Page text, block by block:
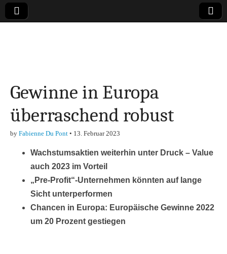
Finanzen,
Marketing-, Vertrieb-
& Investment-Tipps
Gewinne in Europa
überraschend robust
by Fabienne Du Pont • 13. Februar 2023
Wachstumsaktien weiterhin unter Druck – Value
auch 2023 im Vorteil
„Pre-Profit“-Unternehmen könnten auf lange
Sicht unterperformen
Chancen in Europa: Europäische Gewinne 2022
um 20 Prozent gestiegen